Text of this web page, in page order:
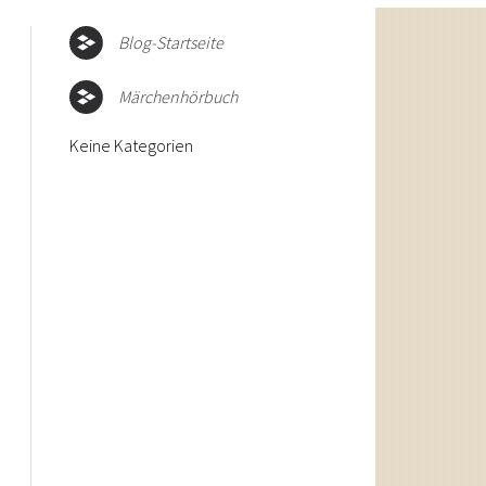
Blog-Startseite
Märchenhörbuch
Keine Kategorien